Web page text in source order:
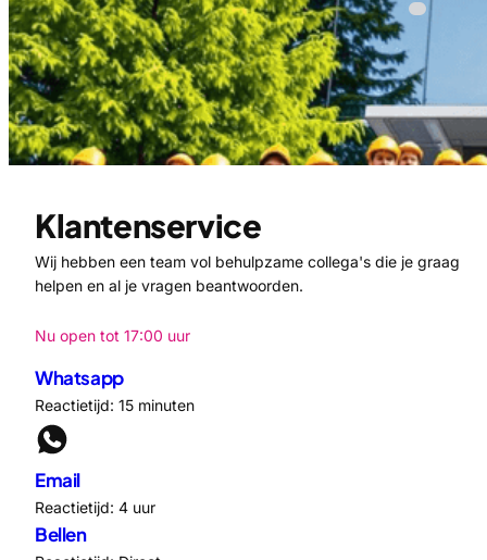
Klantenservice
Wij hebben een team vol behulpzame collega's die je graag
helpen en al je vragen beantwoorden.
Nu open tot 17:00 uur
Whatsapp
Reactietijd: 15 minuten
Email
Reactietijd: 4 uur
Bellen